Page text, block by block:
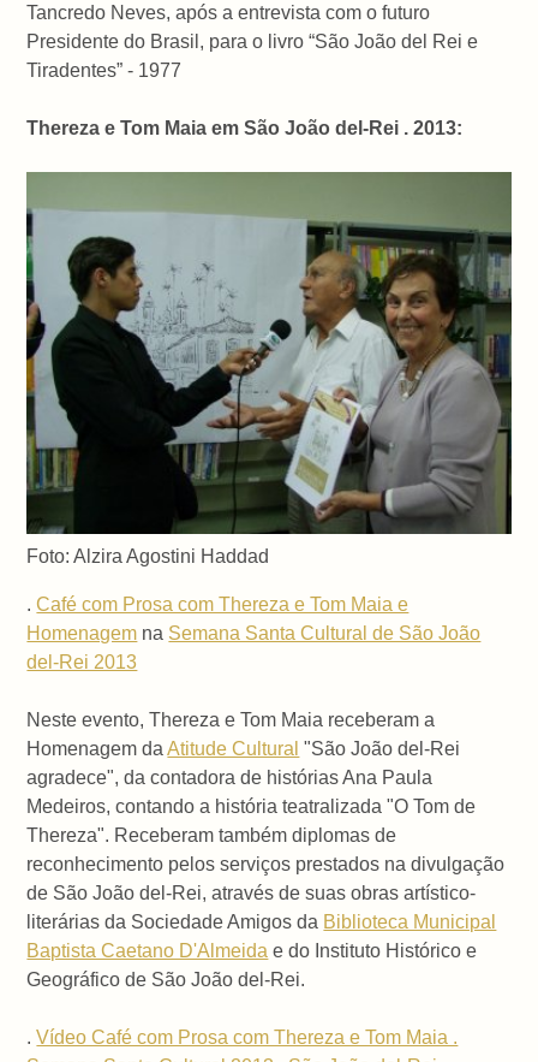
Tancredo Neves, após a entrevista com o futuro
Presidente do Brasil, para o livro“São João del Rei e
Tiradentes” - 1977
Thereza e Tom Maia em São João del-Rei . 2013:
Foto: Alzira Agostini Haddad
.Café com Prosa com Thereza e Tom Maia e
Homenagem na Semana Santa Cultural de São João
del-Rei 2013
Neste evento, Thereza e Tom Maia receberam a
Homenagem daAtitude Cultural "São João del-Rei
agradece", da contadora de histórias Ana Paula
Medeiros, contando a história teatralizada "O Tom de
Thereza". Receberam também diplomas de
reconhecimento pelos serviços prestados na divulgação
de São João del-Rei, através de suas obras artístico-
literárias da Sociedade Amigos da Biblioteca Municipal
Baptista Caetano D'Almeida e do Instituto Histórico e
Geográfico de São João del-Rei.
.Vídeo Café com Prosa com Thereza e Tom Maia .